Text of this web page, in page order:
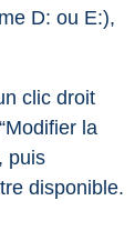
D: ou E:),
clic droit
la
puis
disponible.